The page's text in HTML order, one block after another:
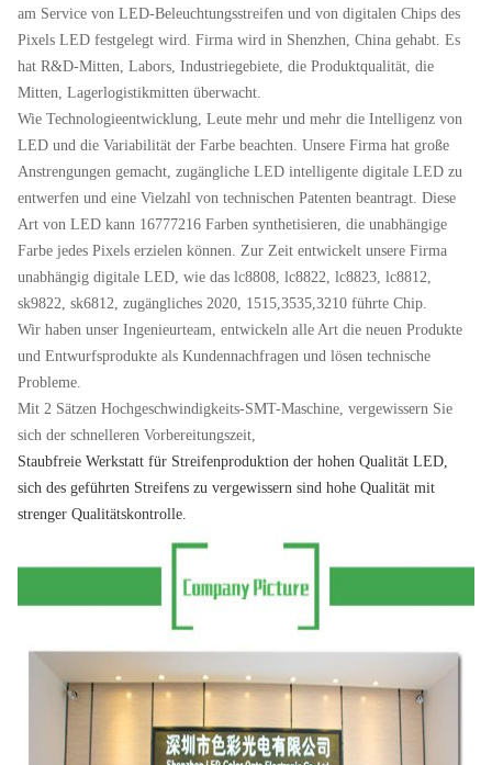
am Service von LED-Beleuchtungsstreifen und von digitalen Chips des
Pixels LED festgelegt wird. Firma wird in Shenzhen, China gehabt. Es
hat R&D-Mitten, Labors, Industriegebiete, die Produktqualität, die
Mitten, Lagerlogistikmitten überwacht.
Wie Technologieentwicklung, Leute mehr und mehr die Intelligenz von
LED und die Variabilität der Farbe beachten. Unsere Firma hat große
Anstrengungen gemacht, zugängliche LED intelligente digitale LED zu
entwerfen und eine Vielzahl von technischen Patenten beantragt. Diese
Art von LED kann 16777216 Farben synthetisieren, die unabhängige
Farbe jedes Pixels erzielen können. Zur Zeit entwickelt unsere Firma
unabhängig digitale LED, wie das lc8808, lc8822, lc8823, lc8812,
sk9822, sk6812, zugängliches 2020, 1515,3535,3210 führte Chip.
Wir haben unser Ingenieurteam, entwickeln alle Art die neuen Produkte
und Entwurfsprodukte als Kundennachfragen und lösen technische
Probleme.
Mit 2 Sätzen Hochgeschwindigkeits-SMT-Maschine, vergewissern Sie
sich der schnelleren Vorbereitungszeit,
Staubfreie Werkstatt für Streifenproduktion der hohen Qualität LED,
sich des geführten Streifens zu vergewissern sind hohe Qualität mit
strenger Qualitätskontrolle.